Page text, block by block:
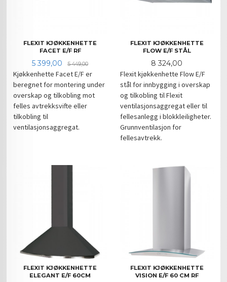
FLEXIT KJØKKENHETTE
FACET E/F RF
Tilbud
5 399,00 5 449,00Rabatt
Kjøkkenhette Facet E/F er
beregnet for montering under
overskap og tilkobling mot
felles avtrekksvifte eller
tilkobling til
ventilasjonsaggregat.
FLEXIT KJØKKENHETTE
FLOW E/F STÅL
Pris
8 324,00
Flexit kjøkkenhette Flow E/F
stål for innbygging i overskap
og tilkobling til Flexit
ventilasjonsaggregat eller til
fellesanlegg i blokkleiligheter.
Grunnventilasjon for
fellesavtrekk.
FLEXIT KJØKKENHETTE
ELEGANT E/F 60CM
FLEXIT KJØKKENHETTE
VISION E/F 60 CM RF